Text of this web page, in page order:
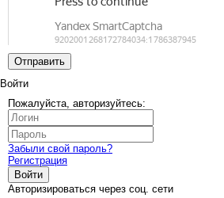
Отправить
Войти
Пожалуйста, авторизуйтесь:
Забыли свой пароль?
Регистрация
Войти
Авторизироваться через соц. сети